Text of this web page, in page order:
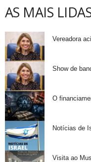
AS MAIS
Vereadora
Show de
O
Notícias de
Visita ao